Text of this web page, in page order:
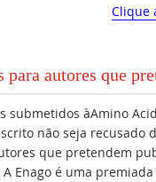
Clique
para autores que
submetidos àAmino
não seja recusado
que pretendem
Enago é uma